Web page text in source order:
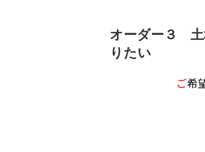
オーダー３ 土
りたい
ご希